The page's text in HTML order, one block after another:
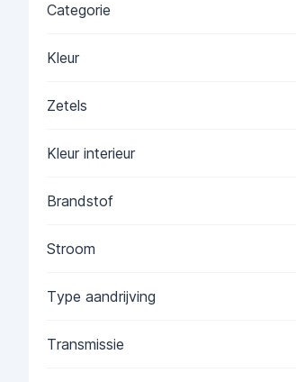
Categorie
Kleur
Zetels
Kleur interieur
Brandstof
Stroom
Type aandrijving
Transmissie